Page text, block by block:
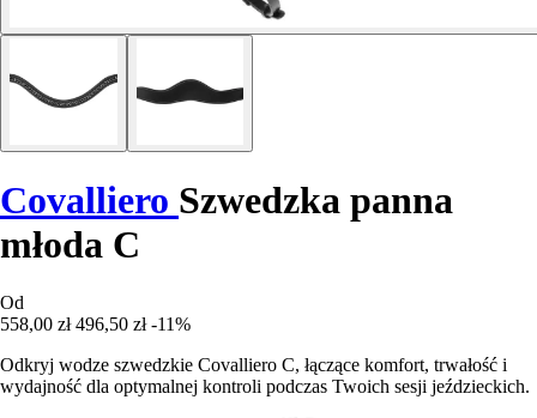
Covalliero Szwedzka panna
młoda C
Od
558,00 zł 496,50 zł -11%
Odkryj wodze szwedzkie Covalliero C, łączące komfort, trwałość i
wydajność dla optymalnej kontroli podczas Twoich sesji jeździeckich.